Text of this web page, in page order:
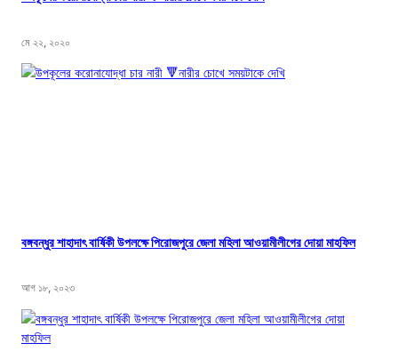
মে ২২, ২০২০
বঙ্গবন্ধুর শাহাদাৎ বার্ষিকী উপলক্ষে পিরোজপুরে জেলা মহিলা আওয়ামীলীগের দোয়া মাহফিল
আগ ১৮, ২০২৩